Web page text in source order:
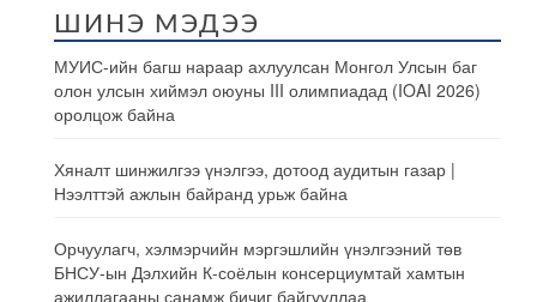
ШИНЭ МЭДЭЭ
МУИС-ийн багш нараар ахлуулсан Монгол Улсын баг
олон улсын хиймэл оюуны III олимпиадад (IOAI 2026)
оролцож байна
Хяналт шинжилгээ үнэлгээ, дотоод аудитын газар |
Нээлттэй ажлын байранд урьж байна
Орчуулагч, хэлмэрчийн мэргэшлийн үнэлгээний төв
БНСУ-ын Дэлхийн К-соёлын консерциумтай хамтын
ажиллагааны санамж бичиг байгууллаа